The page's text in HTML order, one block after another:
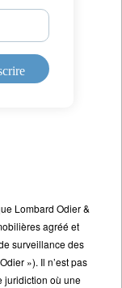
Lombard Odier &
agréé et
surveillance des
»). Il n’est pas
juridiction où une